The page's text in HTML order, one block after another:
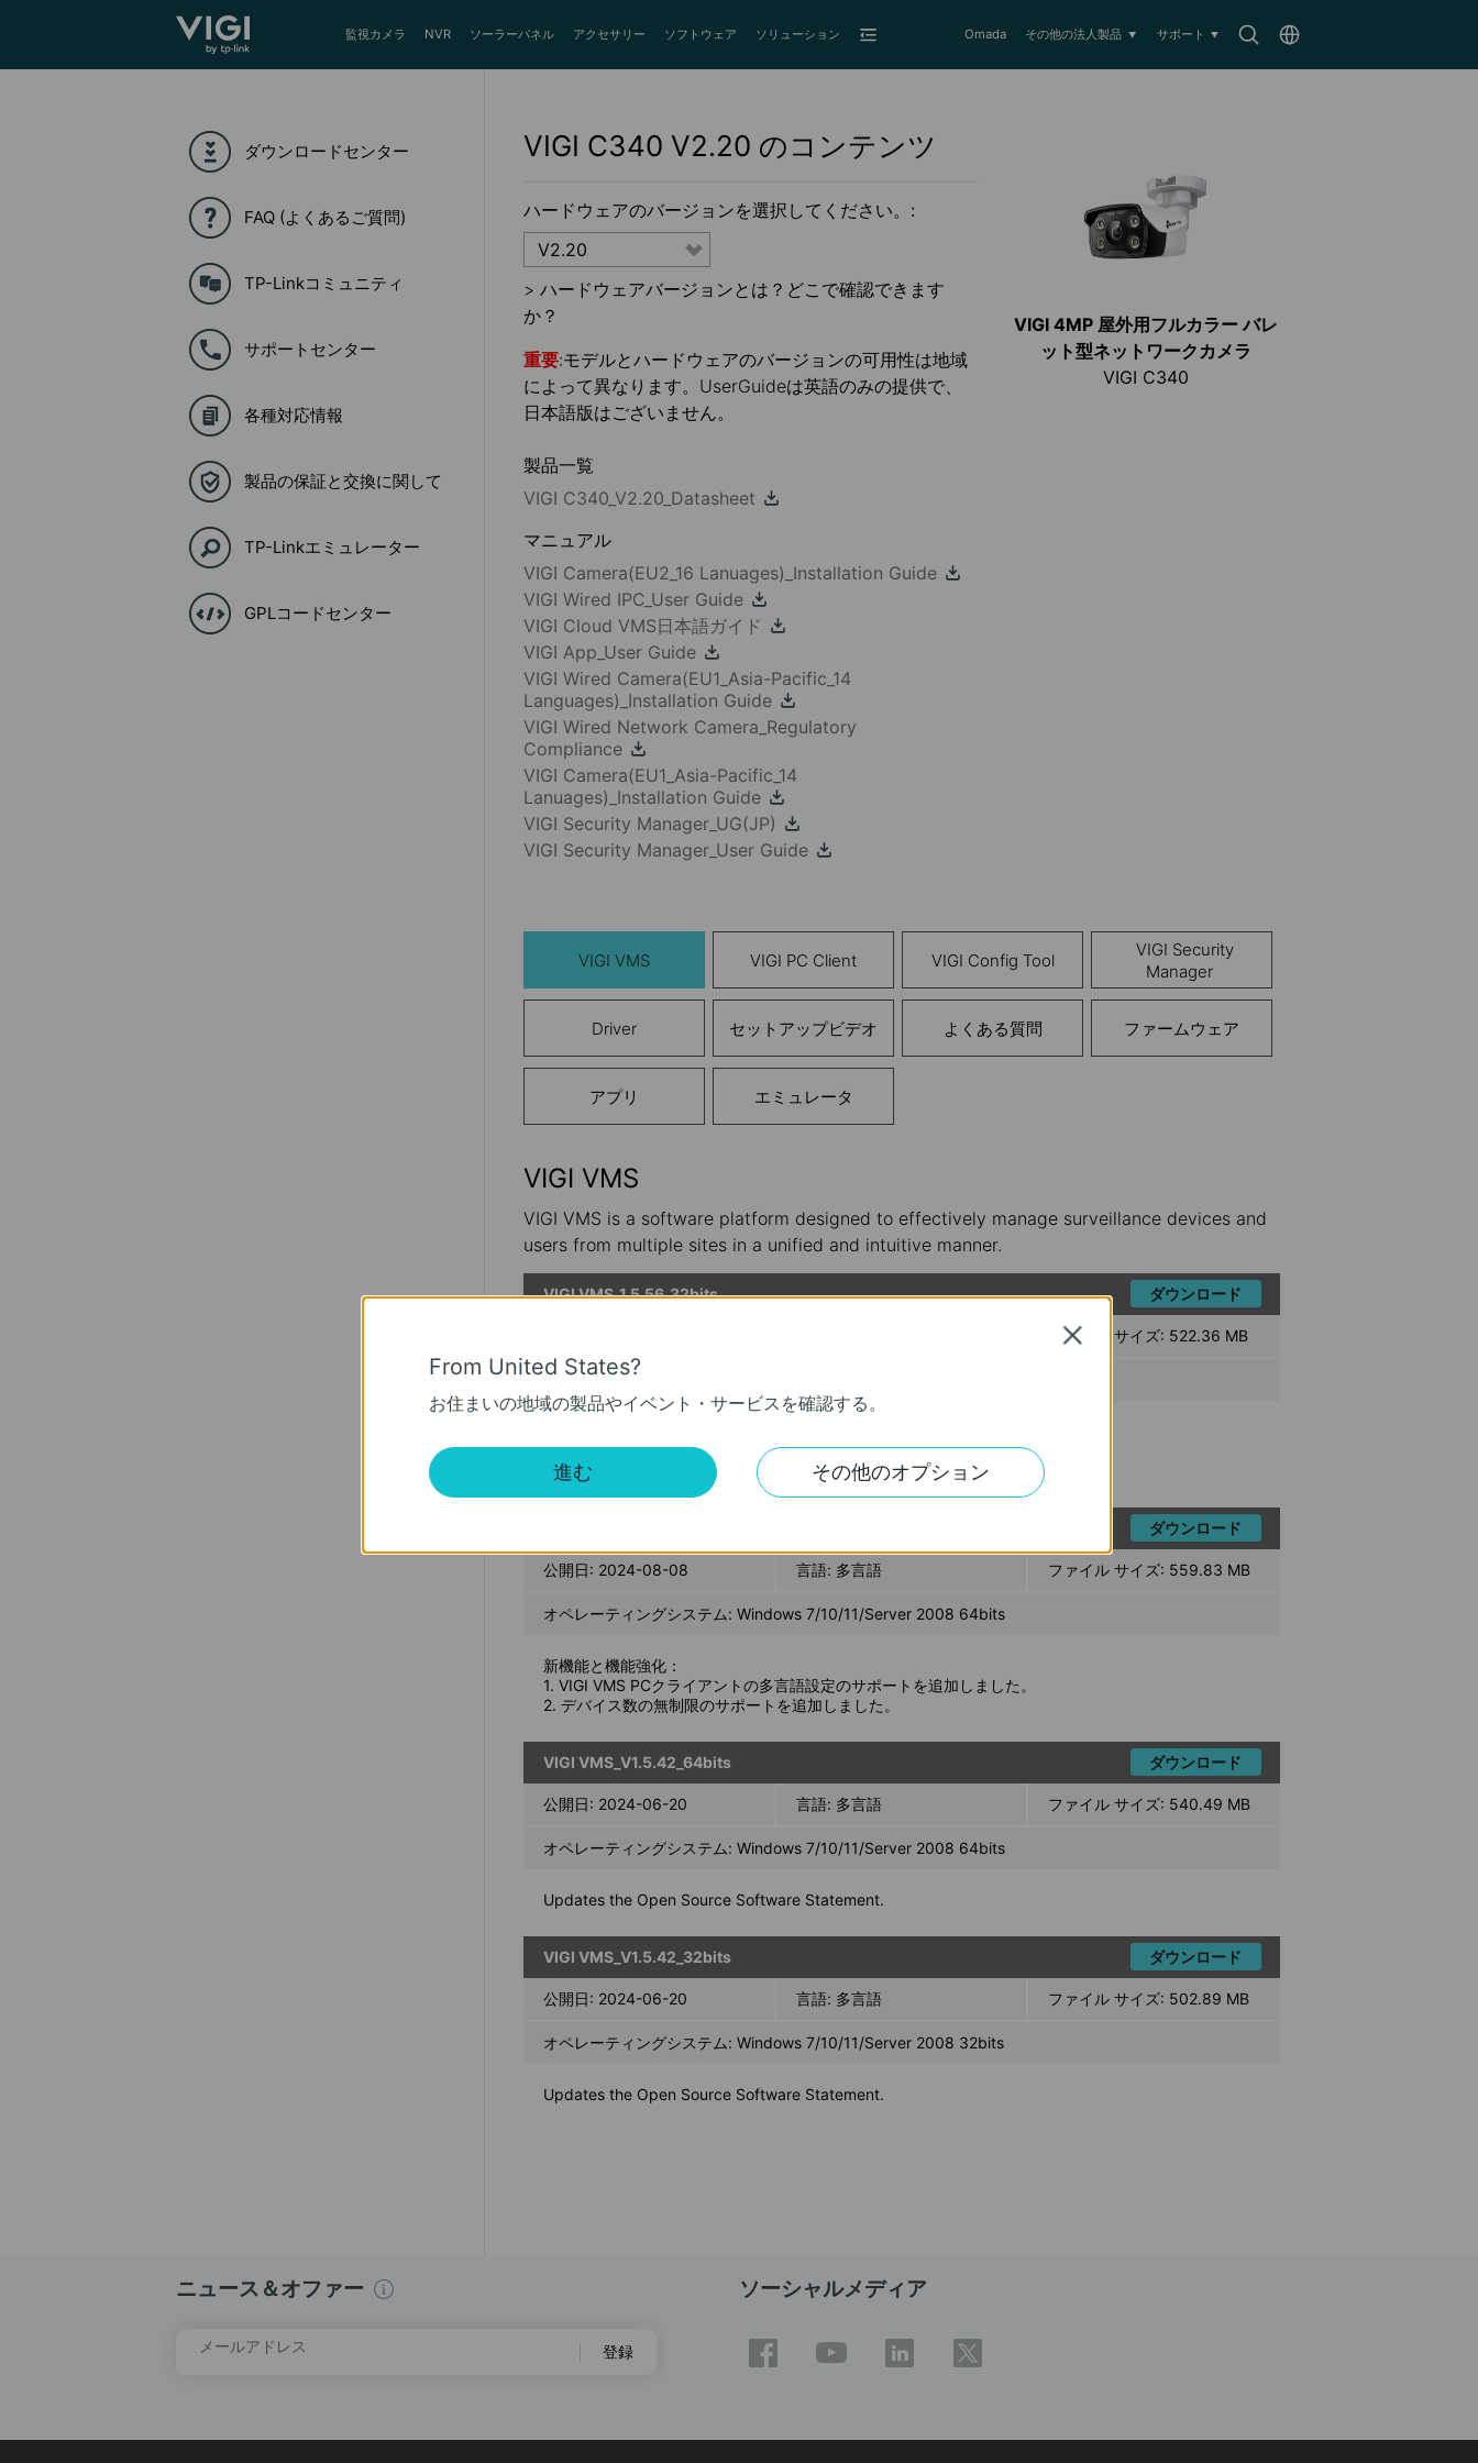
TP-Link, Reliably Smart
SearchChoose
監視カメラ NVR ソーラーパネル アクセサリー ソフトウェア ソリューション Omada その他の法人製品 サポート
ダウンロードセンター
FAQ (よくあるご質問)
TP-Linkコミュニティ
サポートセンター
各種対応情報
製品の保証と交換に関して
TP-Linkエミュレーター
GPLコードセンター
VIGI C340 V2.20 のコンテンツ
ハードウェアのバージョンを選択してください。:
V2.20
> ハードウェアバージョンとは？どこで確認できます
か？
重要:モデルとハードウェアのバージョンの可用性は地域
によって異なります。UserGuideは英語のみの提供で、
日本語版はございません。
製品一覧
VIGI C340_V2.20_Datasheet
マニュアル
VIGI Camera(EU2_16 Lanuages)_Installation Guide
VIGI Wired IPC_User Guide
VIGI Cloud VMS日本語ガイド
VIGI App_User Guide
VIGI Wired Camera(EU1_Asia-Pacific_14
Languages)_Installation Guide
VIGI Wired Network Camera_Regulatory
Compliance
VIGI Camera(EU1_Asia-Pacific_14
Lanuages)_Installation Guide
VIGI Security Manager_UG(JP)
VIGI Security Manager_User Guide
VIGI 4MP 屋外用フルカラー バレ
ット型ネットワークカメラ
VIGI C340
VIGI VMS VIGI PC Client VIGI Config Tool
VIGI Security
Manager
Driver セットアップビデオ よくある質問 ファームウェア
アプリ エミュレータ
VIGI VMS
VIGI VMS is a software platform designed to effectively manage surveillance devices and
users from multiple sites in a unified and intuitive manner.
VIGI VMS_1.5.56_32bits ダウンロード
ファイル サイズ: 522.36 MB
オペレーティングシステム: Windows 7/10/11/Server 2008 32bits
1. VIGI VMS PCクライアントの多言語設定のサポートを追加しました。
2. デバイス数の無制限のサポートを追加しました。
ダウンロード
公開日: 2024-08-08 言語: 多言語 ファイル サイズ: 559.83 MB
オペレーティングシステム: Windows 7/10/11/Server 2008 64bits
新機能と機能強化：
1. VIGI VMS PCクライアントの多言語設定のサポートを追加しました。
2. デバイス数の無制限のサポートを追加しました。
VIGI VMS_V1.5.42_64bits ダウンロード
公開日: 2024-06-20 言語: 多言語 ファイル サイズ: 540.49 MB
オペレーティングシステム: Windows 7/10/11/Server 2008 64bits
Updates the Open Source Software Statement.
VIGI VMS_V1.5.42_32bits ダウンロード
公開日: 2024-06-20 言語: 多言語 ファイル サイズ: 502.89 MB
オペレーティングシステム: Windows 7/10/11/Server 2008 32bits
Updates the Open Source Software Statement.
ニュース＆オファー
メールアドレス 登録
ソーシャルメディア
From United States?
お住まいの地域の製品やイベント・サービスを確認する。
進む その他のオプション
Close